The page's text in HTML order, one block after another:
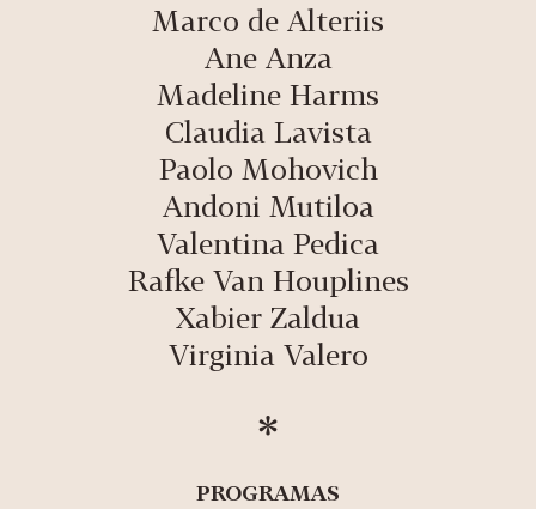
Marco de Alteriis
Ane Anza
Madeline Harms
Claudia Lavista
Paolo Mohovich
Andoni Mutiloa
Valentina Pedica
Rafke Van Houplines
Xabier Zaldua
Virginia Valero
PROGRAMAS